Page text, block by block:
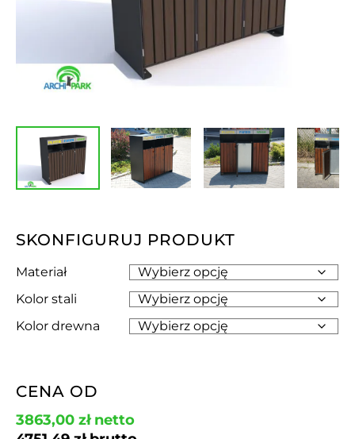
SKONFIGURUJ PRODUKT
Materiał
Kolor stali
Kolor drewna
CENA OD
3863,00 złnetto